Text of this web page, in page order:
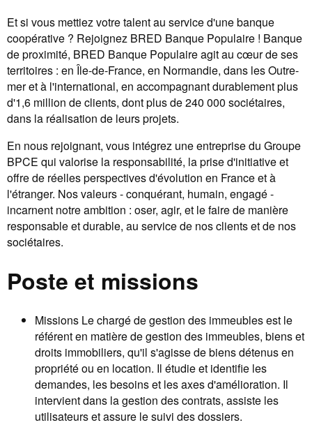
Et si vous mettiez votre talent au service d'une banque
coopérative ? Rejoignez BRED Banque Populaire ! Banque
de proximité, BRED Banque Populaire agit au cœur de ses
territoires : en Île-de-France, en Normandie, dans les Outre-
mer et à l'international, en accompagnant durablement plus
d'1,6 million de clients, dont plus de 240 000 sociétaires,
dans la réalisation de leurs projets.
En nous rejoignant, vous intégrez une entreprise du Groupe
BPCE qui valorise la responsabilité, la prise d'initiative et
offre de réelles perspectives d'évolution en France et à
l'étranger. Nos valeurs - conquérant, humain, engagé -
incarnent notre ambition : oser, agir, et le faire de manière
responsable et durable, au service de nos clients et de nos
sociétaires.
Poste et missions
Missions Le chargé de gestion des immeubles est le
référent en matière de gestion des immeubles, biens et
droits immobiliers, qu'il s'agisse de biens détenus en
propriété ou en location. Il étudie et identifie les
demandes, les besoins et les axes d'amélioration. Il
intervient dans la gestion des contrats, assiste les
utilisateurs et assure le suivi des dossiers.